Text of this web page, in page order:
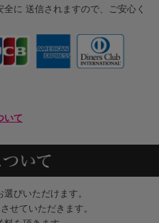
に 送信されますので、ご安心く
いて
びいただけます。
せていただきます。